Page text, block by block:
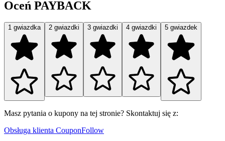
Oceń PAYBACK
1 gwiazdka 2 gwiazdki 3 gwiazdki 4 gwiazdki 5 gwiazdek
Masz pytania o kupony na tej stronie? Skontaktuj się z:
Obsługa klienta CouponFollow